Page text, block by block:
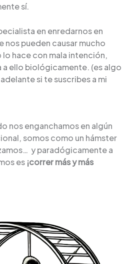
sí.
en enredarnos en
nos pueden causar mucho
hace con mala intención,
ello biológicamente. (es algo
si te suscribes a mi
nos enganchamos en algún
somos como un hámster
y paradógicamente a
es ¡correr más y más